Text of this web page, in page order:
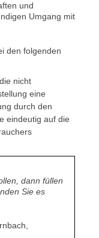
und
Umgang mit
den folgenden
nicht
eine
durch den
eindeutig auf die
dann füllen
Sie es